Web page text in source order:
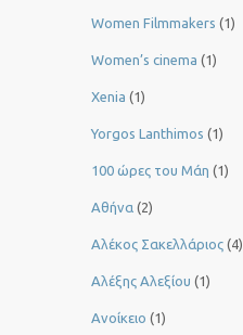
Women Filmmakers (1)
Women’s cinema (1)
Xenia (1)
Yorgos Lanthimos (1)
100 ώρες του Μάη (1)
Αθήνα (2)
Αλέκος Σακελλάριος (4)
Αλέξης Αλεξίου (1)
Ανοίκειο (1)